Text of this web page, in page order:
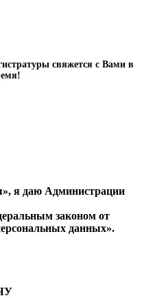
свяжется с Вами в
я даю Администрации
законом от
данных».